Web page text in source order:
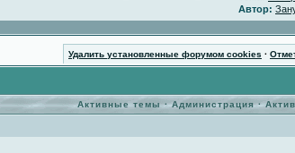
Автор:
Удалить установленные форумом cookies ·
Активные темы·Администрация·